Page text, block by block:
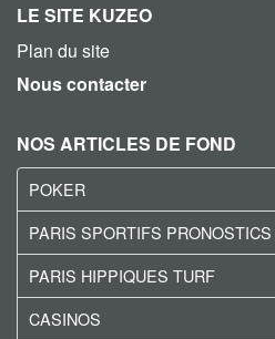
LE SITE KUZEO
Plan du site
Nous contacter
NOS ARTICLES DE FOND
POKER
PARIS SPORTIFS PRONOSTICS
PARIS HIPPIQUES TURF
CASINOS